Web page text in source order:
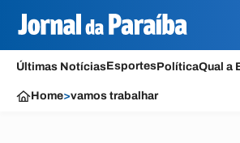
Últimas NotíciasEsportesPolíticaQual a
Home>vamos trabalhar